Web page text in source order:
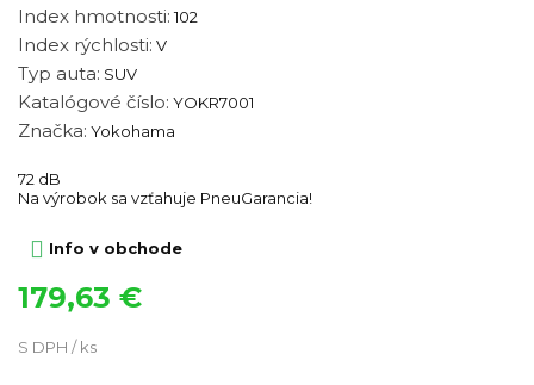
Index hmotnosti: 102
Index rýchlosti: V
Typ auta: SUV
Katalógové číslo: YOKR7001
Značka: Yokohama
72 dB
Na výrobok sa vzťahuje PneuGarancia!
 Info v obchode
179,63 €
S DPH / ks